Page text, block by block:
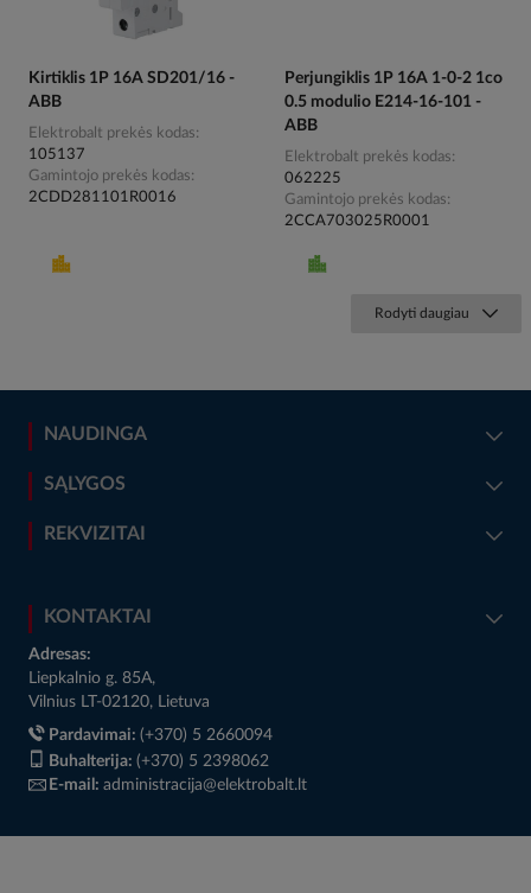
Kirtiklis 1P 16A SD201/16 -
ABB
Elektrobalt prekės kodas
105137
Gamintojo prekės kodas
2CDD281101R0016
Perjungiklis 1P 16A 1-0-2 1co
0.5 modulio E214-16-101 -
ABB
Elektrobalt prekės kodas
062225
Gamintojo prekės kodas
2CCA703025R0001
Rodyti daugiau
NAUDINGA
SĄLYGOS
REKVIZITAI
KONTAKTAI
Adresas:
Liepkalnio g. 85A,
Vilnius LT-02120, Lietuva
Pardavimai: (+370) 5 2660094
Buhalterija: (+370) 5 2398062
E-mail: administracija@elektrobalt.lt